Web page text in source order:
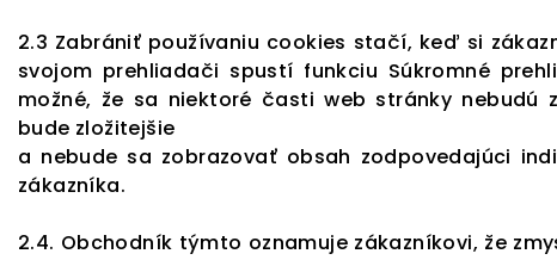
2.3 Zabrániť používaniu cookies stačí, keď si
svojom prehliadači spustí funkciu Súkromné
možné, že sa niektoré časti web stránky nebudú
bude zložitejšie
a nebude sa zobrazovať obsah zodpovedajúci
zákazníka.
2.4. Obchodník týmto oznamuje zákazníkovi, že